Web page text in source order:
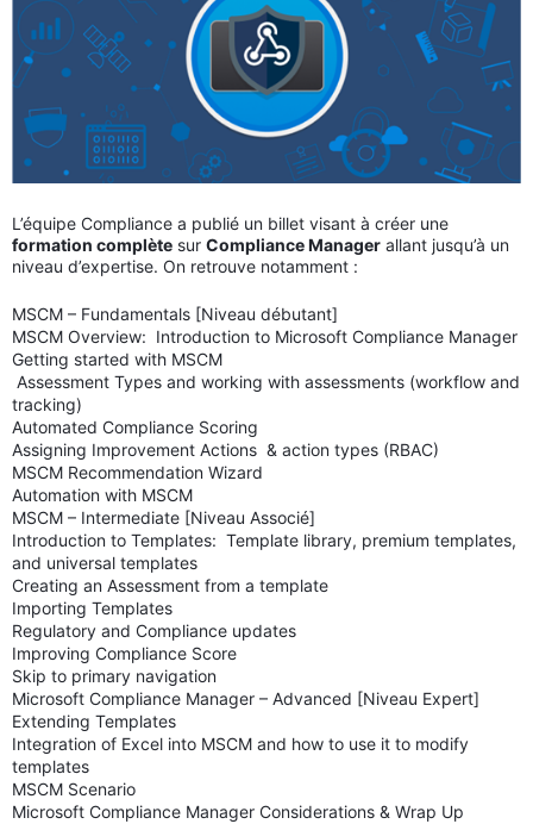
L’équipe Compliance a publié un billet visant à créer une
formation complète sur Compliance Manager allant jusqu’à un
niveau d’expertise. On retrouve notamment :
MSCM – Fundamentals [Niveau débutant]
MSCM Overview: Introduction to Microsoft Compliance Manager
Getting started with MSCM
Assessment Types and working with assessments (workflow and
tracking)
Automated Compliance Scoring
Assigning Improvement Actions & action types (RBAC)
MSCM Recommendation Wizard
Automation with MSCM
MSCM – Intermediate [Niveau Associé]
Introduction to Templates: Template library, premium templates,
and universal templates
Creating an Assessment from a template
Importing Templates
Regulatory and Compliance updates
Improving Compliance Score
Skip to primary navigation
Microsoft Compliance Manager – Advanced [Niveau Expert]
Extending Templates
Integration of Excel into MSCM and how to use it to modify
templates
MSCM Scenario
Microsoft Compliance Manager Considerations & Wrap Up